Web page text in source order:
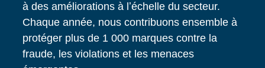
à des améliorations à lʼéchelle du secteur.
Chaque année, nous contribuons ensemble à
protéger plus de 1 000 marques contre la
fraude, les violations et les menaces